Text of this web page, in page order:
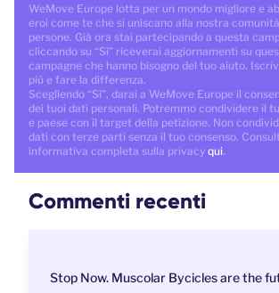
WeMove Europe lotta per un mondo migliore e
eroi come te che si uniscano alla nostra
persone. Già ora stai partecipando a questa
cliccando su “Sì” riceverai aggiornamenti su
campagne che hanno bisogno del tuo aiuto.
più e fare la differenza.
Scegliendo “Sì”, darai a WeMove Europe il
dei tuoi dati personali. Potremmo condividere il
e paese con il target della petizione. Non
dati con terze parti senza il tuo consenso.
informativa completa sulla privacy qui.
Commenti recenti
Stop Now. Muscolar Bycicles are the